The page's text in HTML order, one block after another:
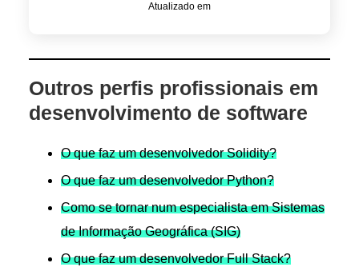
Atualizado em
Outros perfis profissionais em
desenvolvimento de software
O que faz um desenvolvedor Solidity?
O que faz um desenvolvedor Python?
Como se tornar num especialista em Sistemas
de Informação Geográfica (SIG)
O que faz um desenvolvedor Full Stack?